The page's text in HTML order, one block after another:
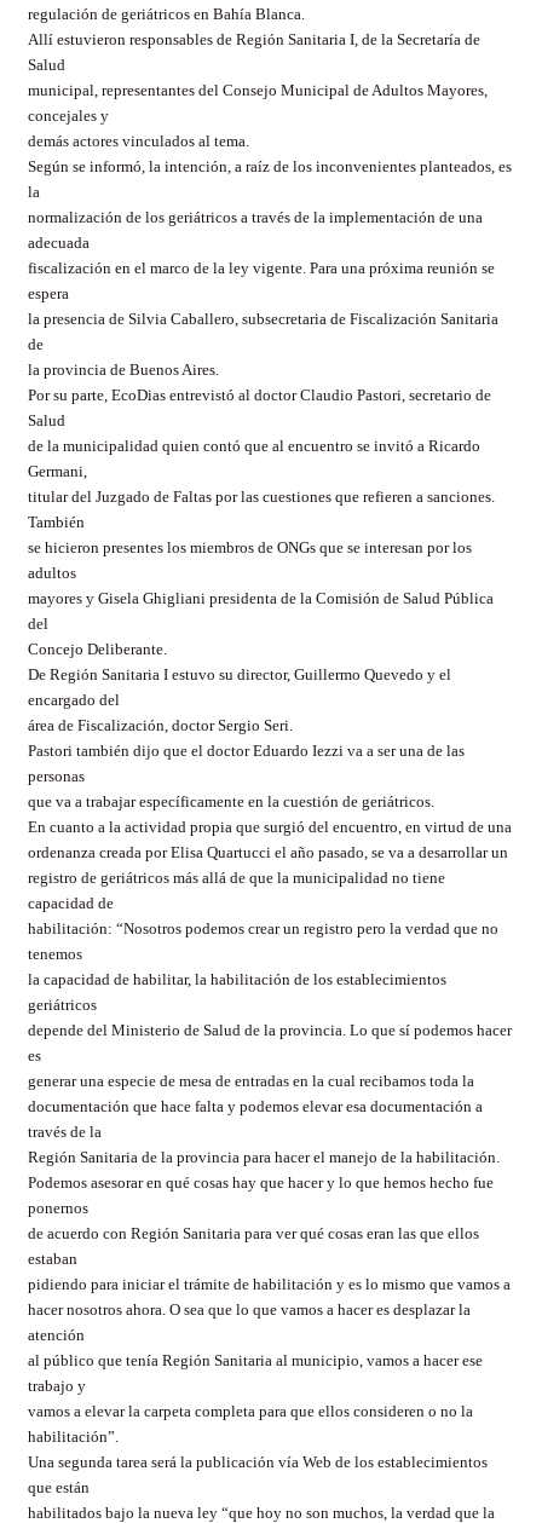
regulación de geriátricos en Bahía Blanca.
Allí estuvieron responsables de Región Sanitaria I, de la Secretaría de
Salud
municipal, representantes del Consejo Municipal de Adultos Mayores,
concejales y
demás actores vinculados al tema.
Según se informó, la intención, a raíz de los inconvenientes planteados, es
la
normalización de los geriátricos a través de la implementación de una
adecuada
fiscalización en el marco de la ley vigente. Para una próxima reunión se
espera
la presencia de Silvia Caballero, subsecretaria de Fiscalización Sanitaria
de
la provincia de Buenos Aires.
Por su parte, EcoDias entrevistó al doctor Claudio Pastori, secretario de
Salud
de la municipalidad quien contó que al encuentro se invitó a Ricardo
Germani,
titular del Juzgado de Faltas por las cuestiones que refieren a sanciones.
También
se hicieron presentes los miembros de ONGs que se interesan por los
adultos
mayores y Gisela Ghigliani presidenta de la Comisión de Salud Pública
del
Concejo Deliberante.
De Región Sanitaria I estuvo su director, Guillermo Quevedo y el
encargado del
área de Fiscalización, doctor Sergio Seri.
Pastori también dijo que el doctor Eduardo Iezzi va a ser una de las
personas
que va a trabajar específicamente en la cuestión de geriátricos.
En cuanto a la actividad propia que surgió del encuentro, en virtud de una
ordenanza creada por Elisa Quartucci el año pasado, se va a desarrollar un
registro de geriátricos más allá de que la municipalidad no tiene
capacidad de
habilitación: “Nosotros podemos crear un registro pero la verdad que no
tenemos
la capacidad de habilitar, la habilitación de los establecimientos
geriátricos
depende del Ministerio de Salud de la provincia. Lo que sí podemos hacer
es
generar una especie de mesa de entradas en la cual recibamos toda la
documentación que hace falta y podemos elevar esa documentación a
través de la
Región Sanitaria de la provincia para hacer el manejo de la habilitación.
Podemos asesorar en qué cosas hay que hacer y lo que hemos hecho fue
ponernos
de acuerdo con Región Sanitaria para ver qué cosas eran las que ellos
estaban
pidiendo para iniciar el trámite de habilitación y es lo mismo que vamos a
hacer nosotros ahora. O sea que lo que vamos a hacer es desplazar la
atención
al público que tenía Región Sanitaria al municipio, vamos a hacer ese
trabajo y
vamos a elevar la carpeta completa para que ellos consideren o no la
habilitación”.
Una segunda tarea será la publicación vía Web de los establecimientos
que están
habilitados bajo la nueva ley “que hoy no son muchos, la verdad que la